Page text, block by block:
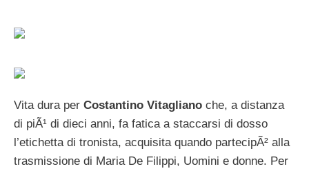
Vita dura per Costantino Vitagliano che, a distanza
di piÃ¹ di dieci anni, fa fatica a staccarsi di dosso
l’etichetta di tronista, acquisita quando partecipÃ² alla
trasmissione di Maria De Filippi, Uomini e donne. Per